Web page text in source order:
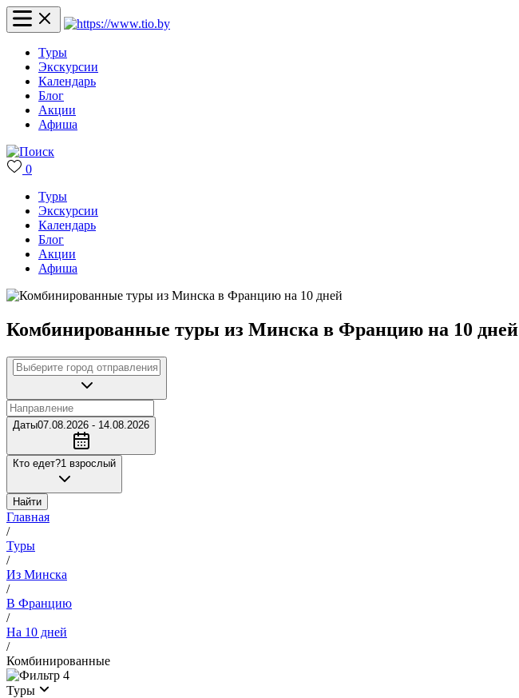
Туры
Экскурсии
Календарь
Блог
Акции
Афиша
0
Туры
Экскурсии
Календарь
Блог
Акции
Афиша
Комбинированные туры из Минска в Францию на 10 дней
Даты07.08.2026 - 14.08.2026
Кто едет?1 взрослый
Найти
Главная
/
Туры
/
Из Минска
/
В Францию
/
На 10 дней
/
Комбинированные
4
Туры